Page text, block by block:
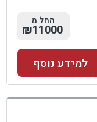
החל מ
₪11000
למידע נוסף